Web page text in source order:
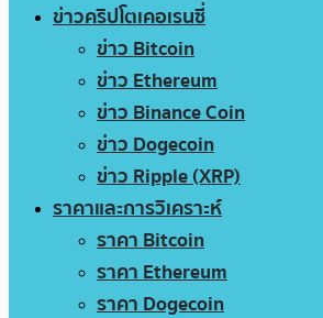
ข่าวคริปโตเคอเรนซี่
ข่าว Bitcoin
ข่าว Ethereum
ข่าว Binance Coin
ข่าว Dogecoin
ข่าว Ripple (XRP)
ราคาและการวิเคราะห์
ราคา Bitcoin
ราคา Ethereum
ราคา Dogecoin